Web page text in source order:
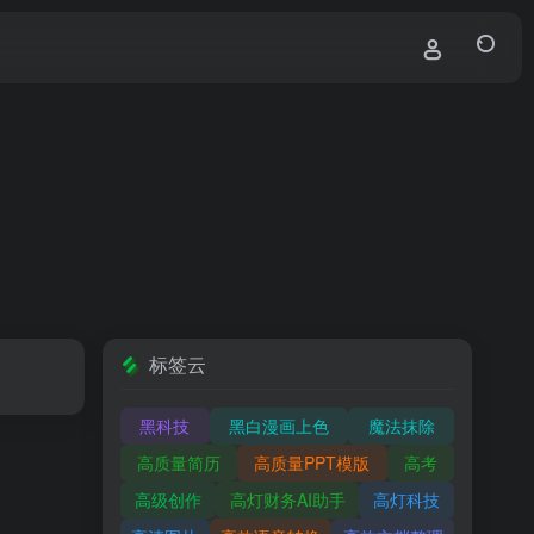
标签云
黑科技 黑白漫画上色
魔法抹除
高质量简历
高质量PPT模版
高考
高级创作
高灯财务AI助手
高灯科技